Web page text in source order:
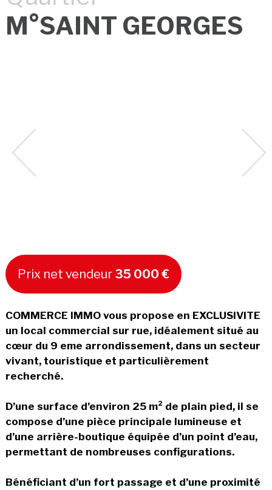
M°SAINT GEORGES
Prix net vendeur 35 000 €
COMMERCE IMMO vous propose en EXCLUSIVITE
un local commercial sur rue, idéalement situé au
cœur du 9 eme arrondissement, dans un secteur
vivant, touristique et particulièrement
recherché.
D’une surface d’environ 25 m² de plain pied, il se
compose d’une pièce principale lumineuse et
d’une arrière-boutique équipée d’un point d’eau,
permettant de nombreuses configurations.
Bénéficiant d’un fort passage et d’une proximité